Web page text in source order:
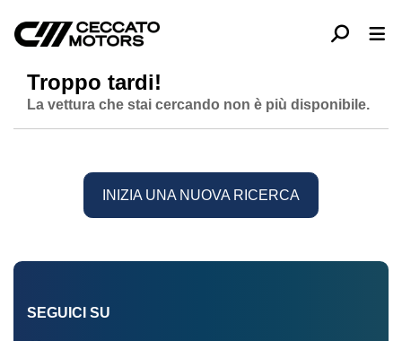
Troppo tardi!
La vettura che stai cercando non è più disponibile.
INIZIA UNA NUOVA RICERCA
SEGUICI SU